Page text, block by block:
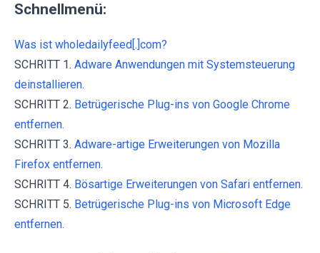
Schnellmenü:
Was ist wholedailyfeed[.]com?
SCHRITT 1. Adware Anwendungen mit Systemsteuerung
deinstallieren.
SCHRITT 2. Betrügerische Plug-ins von Google Chrome
entfernen.
SCHRITT 3. Adware-artige Erweiterungen von Mozilla
Firefox entfernen.
SCHRITT 4. Bösartige Erweiterungen von Safari entfernen.
SCHRITT 5. Betrügerische Plug-ins von Microsoft Edge
entfernen.